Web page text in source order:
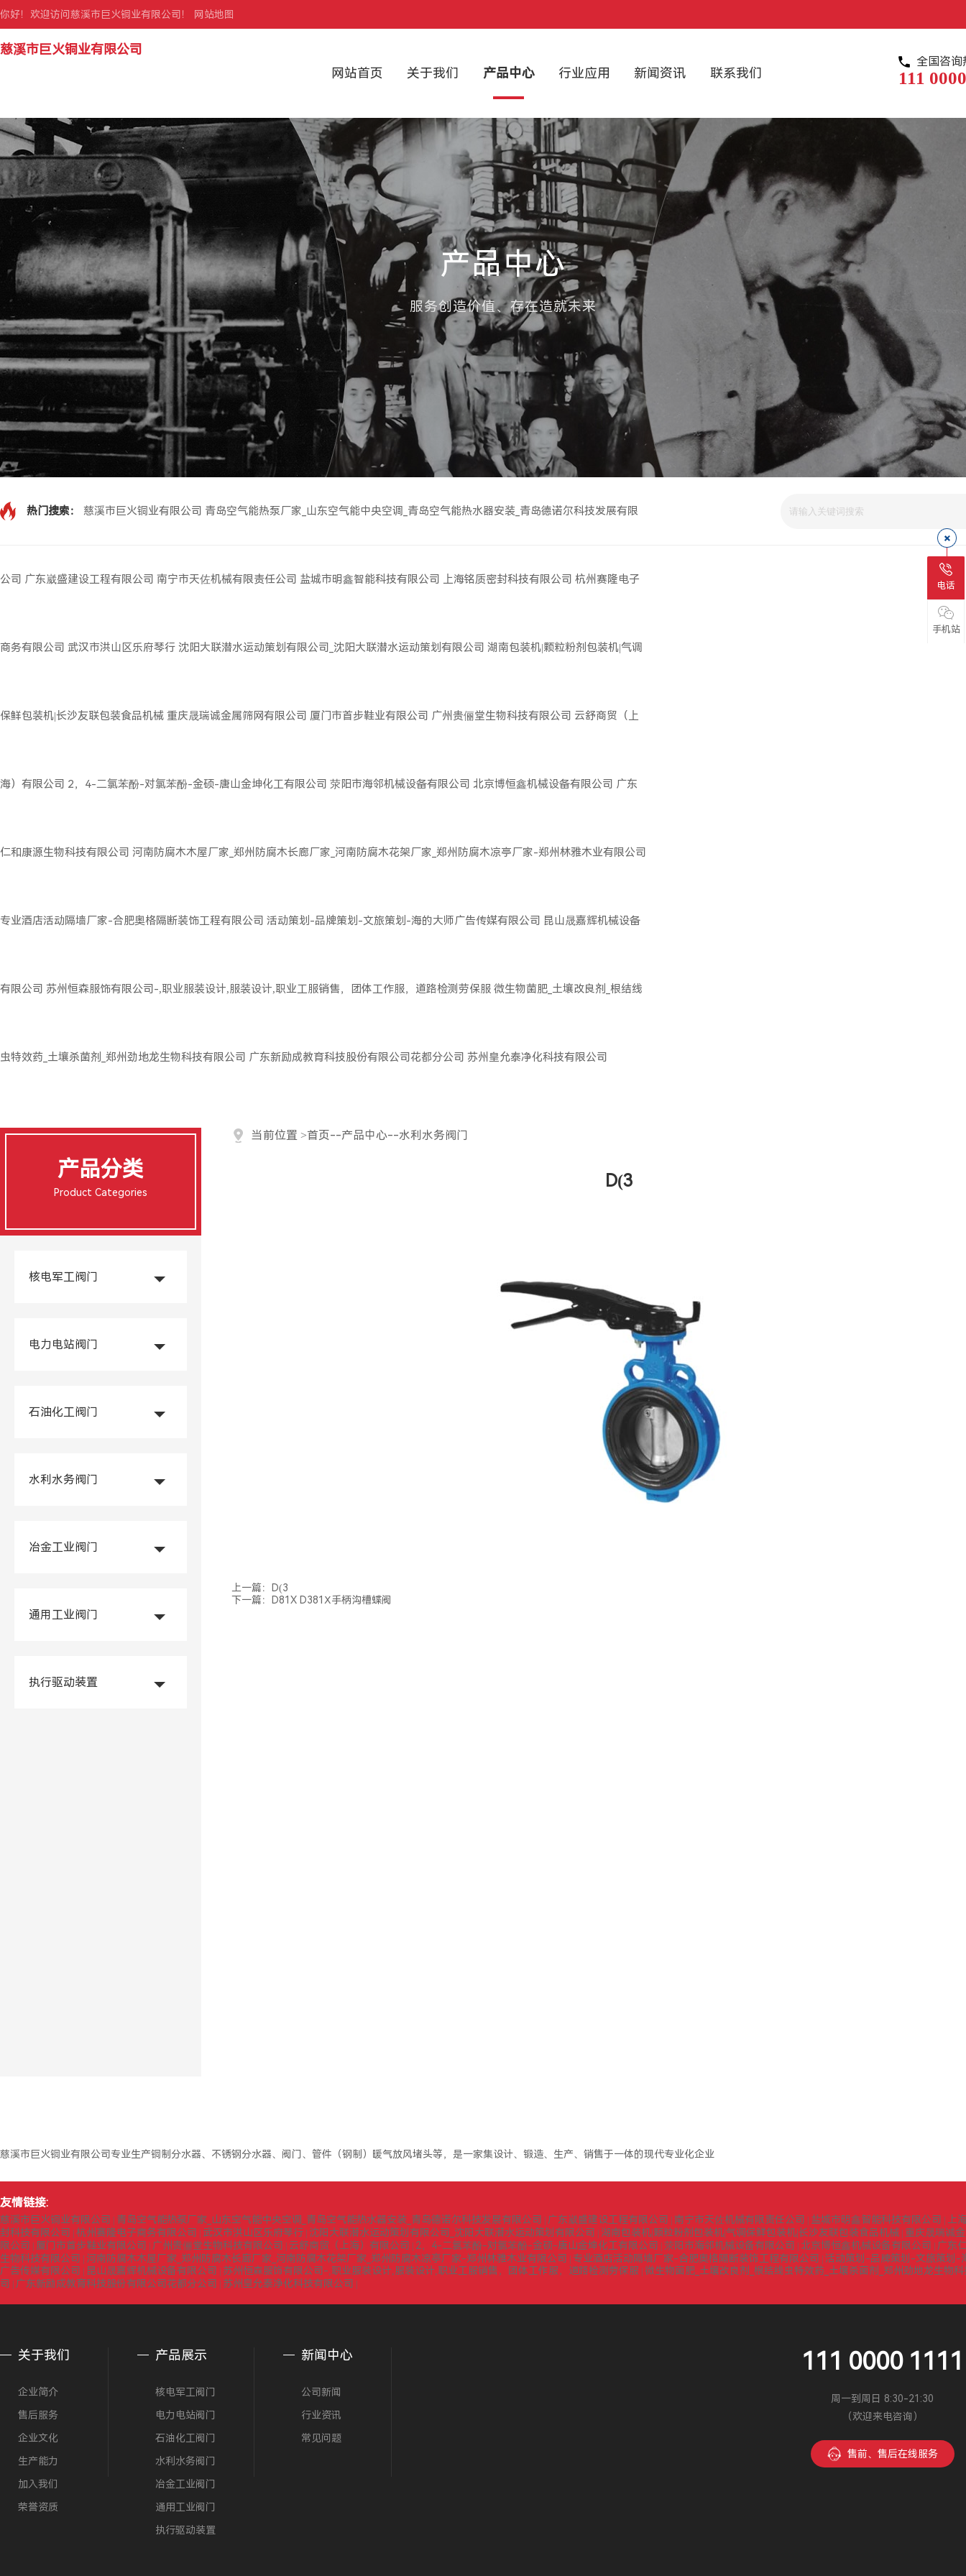
你好！欢迎访问慈溪市巨火铜业有限公司！ 网站地图
慈溪市巨火铜业有限公司
网站首页
关于我们 产品中心 行业应用 新闻资讯 联系我们
全国咨询
111
产品中心
服务创造价值、存在造就未来
热门搜索： 慈溪市巨火铜业有限公司 青岛空气能热泵厂家_山东空气能中央空调_青岛空气能热水器安装_青岛德诺尔科技发展有限
公司 广东崴盛建设工程有限公司 南宁市天佐机械有限责任公司 盐城市明鑫智能科技有限公司 上海铭质密封科技有限公司 杭州赛隆电子
商务有限公司 武汉市洪山区乐府琴行 沈阳大联潜水运动策划有限公司_沈阳大联潜水运动策划有限公司 湖南包装机|颗粒粉剂包装机|气调
保鲜包装机|长沙友联包装食品机械 重庆晟瑞诚金属筛网有限公司 厦门市首步鞋业有限公司 广州贵俪堂生物科技有限公司 云舒商贸（上
海）有限公司 2，4-二氯苯酚-对氯苯酚-金硕-唐山金坤化工有限公司 荥阳市海邻机械设备有限公司 北京博恒鑫机械设备有限公司 广东
仁和康源生物科技有限公司 河南防腐木木屋厂家_郑州防腐木长廊厂家_河南防腐木花架厂家_郑州防腐木凉亭厂家-郑州林雅木业有限公司
专业酒店活动隔墙厂家-合肥奥格隔断装饰工程有限公司 活动策划-品牌策划-文旅策划-海的大师广告传媒有限公司 昆山晟嘉辉机械设备
有限公司 苏州恒森服饰有限公司-,职业服装设计,服装设计,职业工服销售，团体工作服，道路检测劳保服 微生物菌肥_土壤改良剂_根结线
虫特效药_土壤杀菌剂_郑州劲地龙生物科技有限公司 广东新励成教育科技股份有限公司花都分公司 苏州皇允泰净化科技有限公司
产品分类
Product Categories
核电军工阀门
电力电站阀门
石油化工阀门
水利水务阀门
冶金工业阀门
通用工业阀门
执行驱动装置
当前位置 >首页--产品中心--水利水务阀门
D(3
上一篇：
D(3
下一篇：
D81X D381Ⅹ手柄沟槽蝶阀
慈溪市巨火铜业有限公司专业生产铜制分水器、不锈钢分水器、阀门、管件（钢制）暖气放风堵头等，是一家集设计、锻造、生产、销售于一体的现代专业化企业
友情链接:
慈溪市巨火铜业有限公司 青岛空气能热泵厂家_山东空气能中央空调_青岛空气能热水器安装_青岛德诺尔科技发展有限公司 广东崴盛建设工程有限公司 南宁市天佐机械有限责任公司 盐城市明鑫智能科技有限公司
上
封科技有限公司
杭州赛隆电子商务有限公司 武汉市洪山区乐府琴行 沈阳大联潜水运动策划有限公司_沈阳大联潜水运动策划有限公司 湖南包装机|颗粒粉剂包装机|气调保鲜包装机|长沙友联包装食品机械 重庆晟瑞诚
限公司
厦门市首步鞋业有限公司 广州贵俪堂生物科技有限公司 云舒商贸（上海）有限公司 2，4-二氯苯酚-对氯苯酚-金硕-唐山金坤化工有限公司 荥阳市海邻机械设备有限公司 北京博恒鑫机械设备有限公司
广东
生物科技有限公司
河南防腐木木屋厂家_郑州防腐木长廊厂家_河南防腐木花架厂家_郑州防腐木凉亭厂家-郑州林雅木业有限公司 专业酒店活动隔墙厂家-合肥奥格隔断装饰工程有限公司
活动策划-品牌策划-文旅策划-
广告传媒有限公司
昆山晟嘉辉机械设备有限公司 苏州恒森服饰有限公司-,职业服装设计,服装设计,职业工服销售，团体工作服，道路检测劳保服 微生物菌肥_土壤改良剂_根结线虫特效药_土壤杀菌剂_郑州劲地龙生物
司
广东新励成教育科技股份有限公司花都分公司 苏州皇允泰净化科技有限公司
关于我们
企业简介
售后服务
企业文化
生产能力
加入我们
荣誉资质
产品展示
核电军工阀门
电力电站阀门
石油化工阀门
水利水务阀门
冶金工业阀门
通用工业阀门
执行驱动装置
新闻中心
公司新闻
行业资讯
常见问题
111 0000 1111
周一到周日 8:30-21:30
（欢迎来电咨询）
售前、售后在线服务
电话
手机站